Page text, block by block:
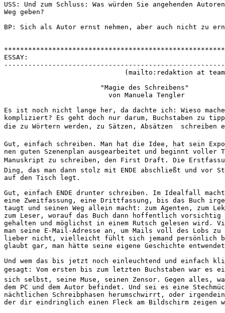
USS: Und zum Schluss: Was würden Sie angehenden
Weg geben?
BP: Sich als Autor ernst nehmen, aber auch nicht zu
ESSAY:
(mailto:redaktion at
                        "Magie des Schreibens"
                          von Manuela Tengler
Es ist noch nicht lange her, da dachte ich: Wieso
kompliziert? Es geht doch nur darum, Buchstaben zu
die zu Wörtern werden, zu Sätzen, Absätzen  schreiben
Gut, einfach schreiben. Man hat die Idee, hat sein
nen guten Szenenplan ausgearbeitet und beginnt voller
Manuskript zu schreiben, den First Draft. Die
Ding, das man dann stolz mit ENDE abschließt und vor
auf den Tisch legt.
Gut, einfach ENDE drunter schreiben. Im Idealfall
eine Zweitfassung, eine Drittfassung, bis das Buch
taugt und seinen Weg allein macht: zum Agenten, zum
zum Leser, worauf das Buch dann hoffentlich vorsichtig
gehalten und möglichst in einem Rutsch gelesen
man seine E-Mail-Adresse an, um Mails voll des Lobs zu
lieber nicht, vielleicht fühlt sich jemand persönlich
glaubt gar, man hätte seine eigene Geschichte
Und wem das bis jetzt noch einleuchtend und einfach
gesagt: Vom ersten bis zum letzten Buchstaben war es
sich selbst, seine Muse, seinen Zensor. Gegen alles,
dem PC und dem Autor befindet. Und sei es eine
nächtlichen Schreibphasen herumschwirrt, oder
der dir eindringlich einen Fleck am Bildschirm